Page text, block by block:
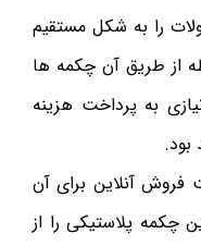
را به شکل مستقیم
از طریق آن چکمه ها
به پرداخت هزینه
فروش آنلاین برای آن
چکمه پلاستیکی را از